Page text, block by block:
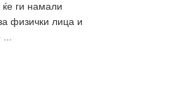
ги намали
физички лица и